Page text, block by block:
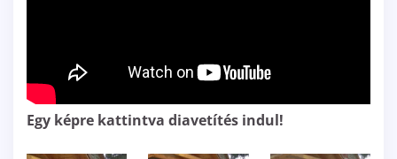
Egy képre kattintva diavetítés indul!